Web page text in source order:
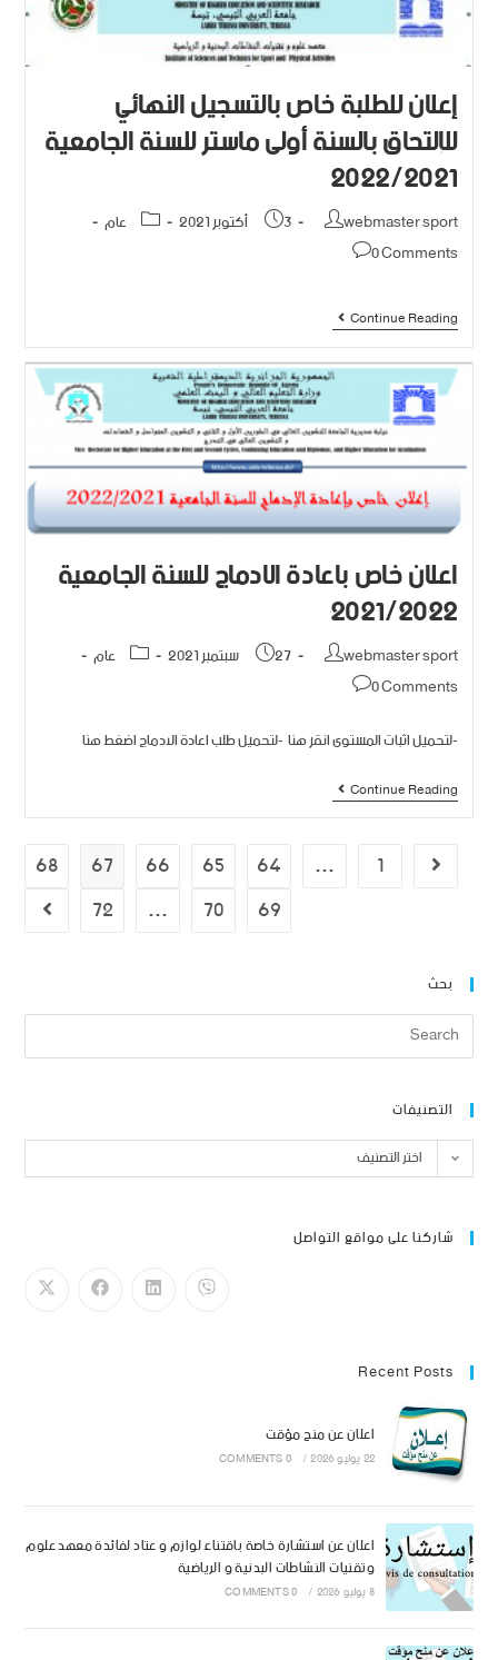
إعلان للطلبة خاص بالتسجيل النهائي
للإلتحاق بالسنة أولى ماستر للسنة الجامعية
2022/2021
webmaster sport 3 أكتوبر 2021
عام
0 Comments
Continue Reading
اعلان خاص باعادة الادماج للسنة الجامعية
2021/2022
webmaster sport 27 سبتمبر 2021
عام
0 Comments
-لتحميل اثبات المستوى انقر هنا -لتحميل طلب اعادة الادماج اضغط هنا
Continue Reading
1
…
64
65
66
67
68
69
70
…
72
بحث
التصنيفات
اختر التصنيف
شاركنا على مواقع التواصل
Recent Posts
اعلان عن منح مؤقت
22 يوليو 2026 /
0 COMMENTS
اعلان عن استشارة خاصة باقتناء لوازم و عتاد لفائدة معهد علوم
وتقنيات النشاطات البدنية و الرياضية
8 يوليو 2026 /
0 COMMENTS